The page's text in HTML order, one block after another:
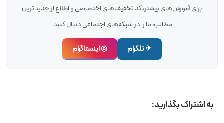
برای آموزش‌های بیشتر، کد تخفیف‌های اختصاصی و اطلاع از جدیدترین
مطالب، ما را در شبکه‌های اجتماعی دنبال کنید.
✈ تلگرام ◎ اینستاگرام
به اشتراک بگذارید: